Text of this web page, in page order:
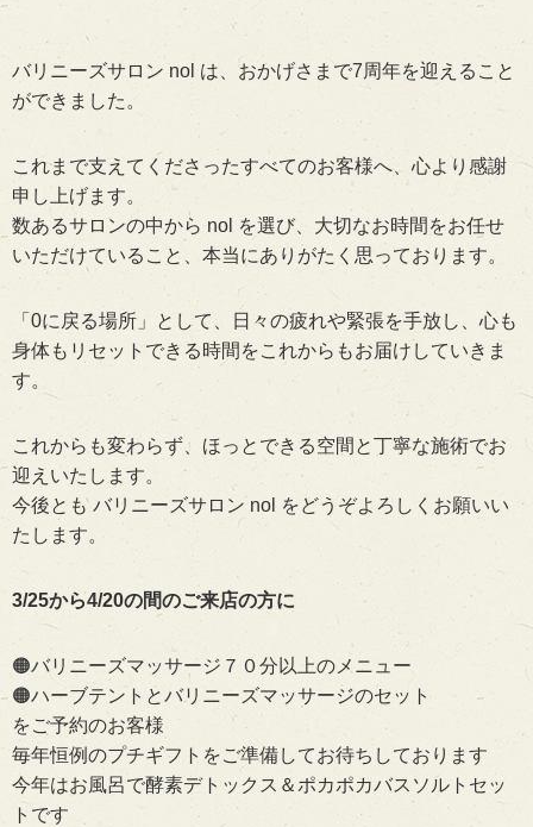
バリニーズサロン nol は、おかげさまで7周年を迎えること
ができました。
これまで支えてくださったすべてのお客様へ、心より感謝
申し上げます。
数あるサロンの中から nol を選び、大切なお時間をお任せ
いただけていること、本当にありがたく思っております。
「0に戻る場所」として、日々の疲れや緊張を手放し、心も
身体もリセットできる時間をこれからもお届けしていきま
す。
これからも変わらず、ほっとできる空間と丁寧な施術でお
迎えいたします。
今後とも バリニーズサロン nol をどうぞよろしくお願いい
たします。
3/25から4/20の間のご来店の方に
🟠バリニーズマッサージ７０分以上のメニュー
🟠ハーブテントとバリニーズマッサージのセット
をご予約のお客様
毎年恒例のプチギフトをご準備してお待ちしております
今年はお風呂で酵素デトックス＆ポカポカバスソルトセッ
トです